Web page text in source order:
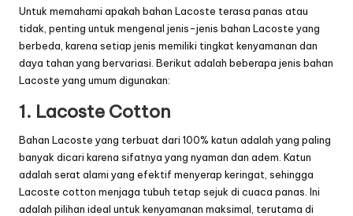
Untuk memahami apakah bahan Lacoste terasa panas atau
tidak, penting untuk mengenal jenis-jenis bahan Lacoste yang
berbeda, karena setiap jenis memiliki tingkat kenyamanan dan
daya tahan yang bervariasi. Berikut adalah beberapa jenis bahan
Lacoste yang umum digunakan:
1. Lacoste Cotton
Bahan Lacoste yang terbuat dari 100% katun adalah yang paling
banyak dicari karena sifatnya yang nyaman dan adem. Katun
adalah serat alami yang efektif menyerap keringat, sehingga
Lacoste cotton menjaga tubuh tetap sejuk di cuaca panas. Ini
adalah pilihan ideal untuk kenyamanan maksimal, terutama di